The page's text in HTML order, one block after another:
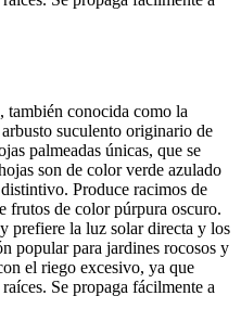
también conocida como la
suculento originario de
palmeadas únicas, que se
son de color verde azulado
Produce racimos de
frutos de color púrpura oscuro.
prefiere la luz solar directa y los
popular para jardines rocosos y
el riego excesivo, ya que
Se propaga fácilmente a